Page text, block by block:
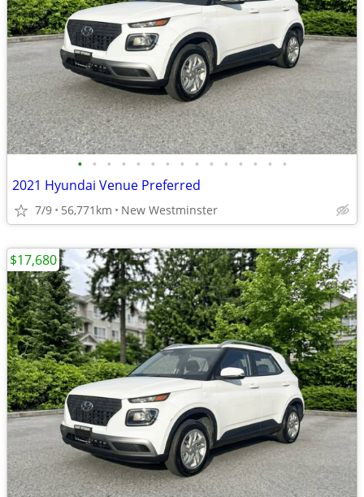
• • • • • • • • • • • • • • •
2021 Hyundai Venue Preferred
7/9 56,771km New Westminster
$17,680